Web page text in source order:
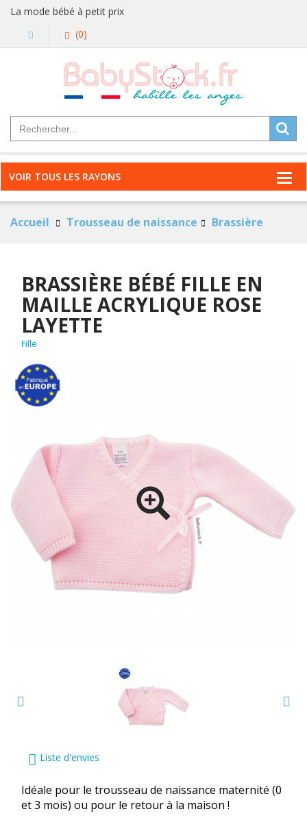
La mode bébé à petit prix
(0)
VOIR TOUS LES RAYONS
Accueil Trousseau de naissance Brassière
BRASSIÈRE BÉBÉ FILLE EN
MAILLE ACRYLIQUE ROSE
LAYETTE
Fille
Liste d'envies
Idéale pour le trousseau de naissance maternité (0
et 3 mois) ou pour le retour à la maison !